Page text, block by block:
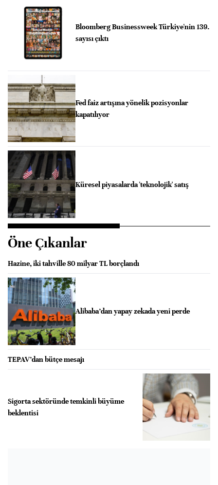
Bloomberg Businessweek Türkiye'nin 139.
sayısı çıktı
Fed faiz artışına yönelik pozisyonlar
kapatılıyor
Küresel piyasalarda 'teknolojik' satış
Öne Çıkanlar
Hazine, iki tahville 80 milyar TL borçlandı
Alibaba’dan yapay zekada yeni perde
TEPAV’dan bütçe mesajı
Sigorta sektöründe temkinli büyüme
beklentisi